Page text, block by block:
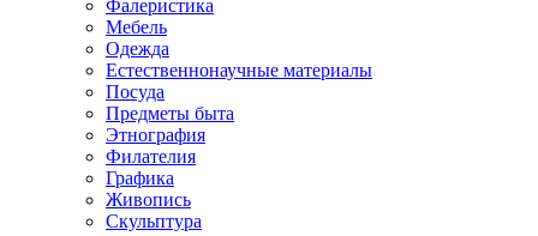
Фалеристика
Мебель
Одежда
Естественнонаучные материалы
Посуда
Предметы быта
Этнография
Филателия
Графика
Живопись
Скульптура